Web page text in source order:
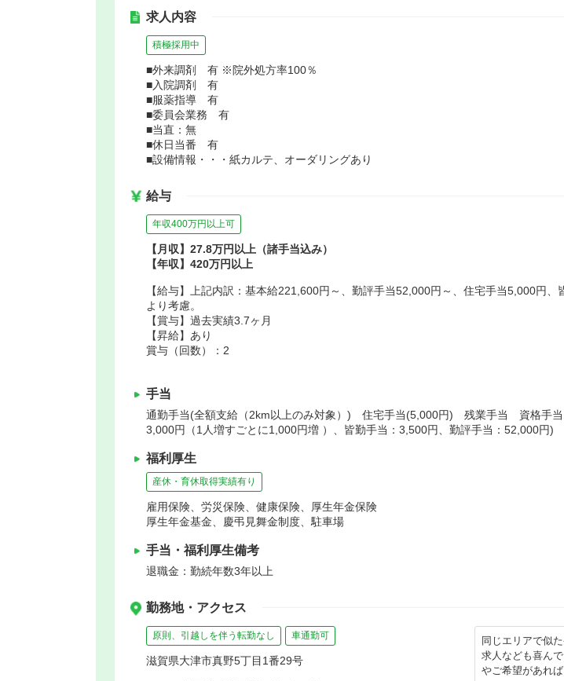
求人内容
積極採用中
■外来調剤 有 ※院外処方率100％
■入院調剤 有
■服薬指導 有
■委員会業務 有
■当直：無
■休日当番 有
■設備情報・・・紙カルテ、オーダリングあり
給与
年収400万円以上可
【月収】27.8万円以上（諸手当込み）
【年収】420万円以上
【給与】上記内訳：基本給221,600円～、勤評手当52,000円～、住宅手当5,000円
より考慮。
【賞与】過去実績3.7ヶ月
【昇給】あり
賞与（回数）：2
手当
通勤手当(全額支給（2km以上のみ対象）) 住宅手当(5,000円) 残業手当 資格手
3,000円（1人増すごとに1,000円増 ）、皆勤手当：3,500円、勤評手当：52,000円)
福利厚生
産休・育休取得実績有り
雇用保険、労災保険、健康保険、厚生年金保険
厚生年金基金、慶弔見舞金制度、駐車場
手当・福利厚生備考
退職金：勤続年数3年以上
勤務地・アクセス
原則、引越しを伴う転勤なし 車通勤可
滋賀県大津市真野5丁目1番29号
同じエリアで似
求人なども喜ん
やご希望があれ